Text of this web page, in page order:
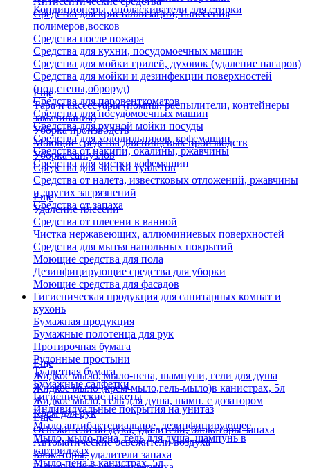
Кондиционеры, ополаскиватели для стирки
Средства для кристаллизации, нанесения
полимеров,восков
Средства после пожара
Средства для кухни, посудомоечных машин
Средства для мойки грилей, духовок (удаление нагаров)
Средства для мойки и дезинфекции поверхностей
(пол,стены,оброруд)
Средства для паровенткоматов
Средства для посудомоечных машин
Средства для ручной мойки посуды
Средства для холодильников, кофемашин
Средства от накипи, окалины, ржавчины
Средства для чистки кофемашин
Еще
Тара и аксессуары (помпы, распылители, контейнеры
замачивания)
Уборка производств
Моющие средства для пищевых производств
Уборка сан.узлов
Средства для чистки туалетов
Средства от налета, известковых отложений, ржавчины
и других загрязнений
Средства от запаха
Еще
Удаление плесени
Средства от плесени в ванной
Чистка нержавеющих, аллюминиевых поверхностей
Средства для мытья напольных покрытий
Моющие средства для пола
Дезинфицирующие средства для уборки
Моющие средства для фасадов
Гигиеническая продукция для санитарных комнат и
кухонь
Бумажная продукция
Бумажные полотенца для рук
Протирочная бумага
Рулонные простыни
Туалетная бумага
Бумажные салфетки
Гигиенические пакеты
Индивидуальные покрытия на унитаз
Еще
Жидкое мыло, мыло-пена, шампуни, гели для душа
Жидкое мыло (крем-мыло,гель-мыло)в канистрах, 5л
Жидкое мыло, гель для душа, шамп. с дозатором
Крем для рук
Мыло антибактериальное, дезинфицирующее
Мыло, мыло-пена, гель для душа, шампунь в
картриджах
Мыло-пена в канистрах, 5л
Еще
Освежители воздуха, удалители, блокаторы запаха
Автоматические освежители воздуха
Блокаторы, удалители запаха